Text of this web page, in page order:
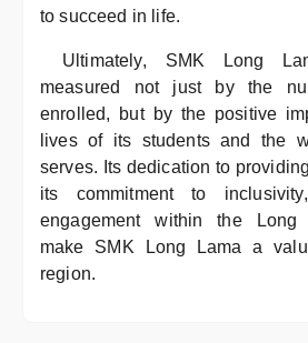
to succeed in life.
Ultimately, SMK Long
measured not just by the
enrolled, but by the positive
lives of its students and the
serves. Its dedication to
its commitment to
engagement within the Long
make SMK Long Lama a
region.